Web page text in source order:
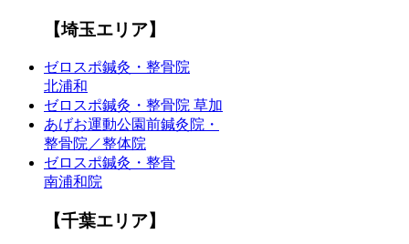
【埼玉エリア】
ゼロスポ鍼灸・整骨院
北浦和
ゼロスポ鍼灸・整骨院 草加
あげお運動公園前鍼灸院・
整骨院／整体院
ゼロスポ鍼灸・整骨
南浦和院
【千葉エリア】